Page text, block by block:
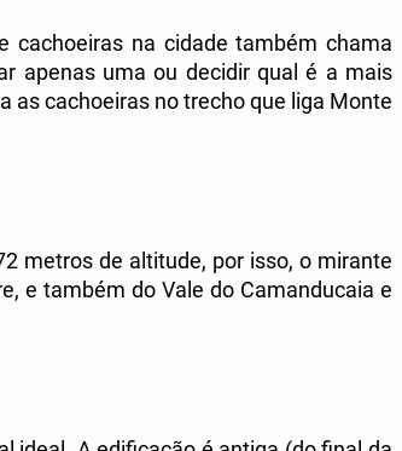
cachoeiras na cidade também chama
apenas uma ou decidir qual é a mais
as cachoeiras no trecho que liga Monte
metros de altitude, por isso, o mirante
e também do Vale do Camanducaia e